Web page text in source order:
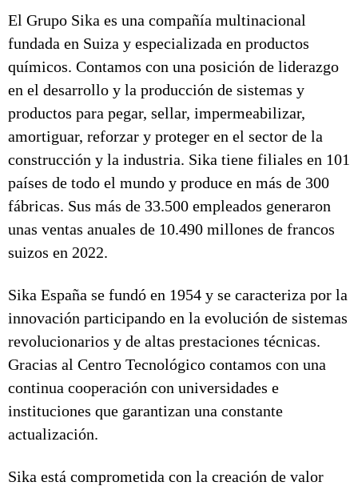
El Grupo Sika es una compañía multinacional
fundada en Suiza y especializada en productos
químicos. Contamos con una posición de liderazgo
en el desarrollo y la producción de sistemas y
productos para pegar, sellar, impermeabilizar,
amortiguar, reforzar y proteger en el sector de la
construcción y la industria. Sika tiene filiales en 101
países de todo el mundo y produce en más de 300
fábricas. Sus más de 33.500 empleados generaron
unas ventas anuales de 10.490 millones de francos
suizos en 2022.
Sika España se fundó en 1954 y se caracteriza por la
innovación participando en la evolución de sistemas
revolucionarios y de altas prestaciones técnicas.
Gracias al Centro Tecnológico contamos con una
continua cooperación con universidades e
instituciones que garantizan una constante
actualización.
Sika está comprometida con la creación de valor